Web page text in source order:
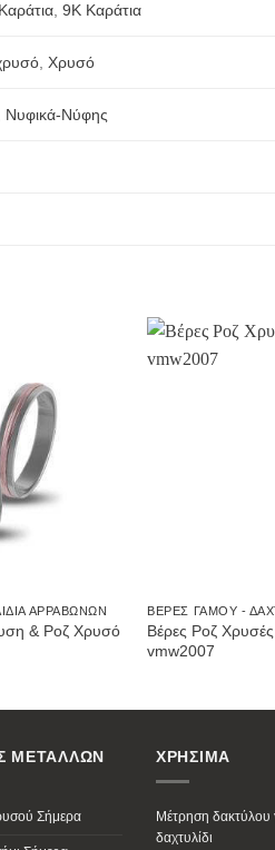
,9Κ Καράτια
Χρυσό
Νυφικά-Νύφης
ΑΡΡΑΒΏΝΩΝ
& Ροζ Χρυσό
ΒΈΡΕΣ ΓΆΜΟΥ -
Βέρες Ροζ
vmw2007
ΜΕΤΑΛΛΩΝ
Σήμερα
ΧΡΗΣΙΜΑ
Μέτρηση δακτύλου
δαχτυλίδι